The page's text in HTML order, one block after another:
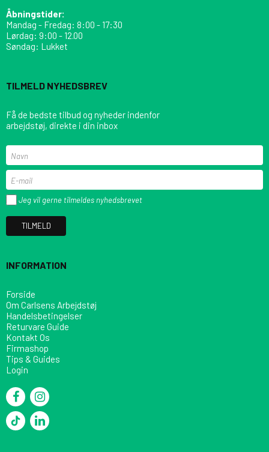
Åbningstider:
Mandag - Fredag: 8:00 - 17:30
Lørdag: 9:00 - 12.00
Søndag: Lukket
TILMELD NYHEDSBREV
Få de bedste tilbud og nyheder indenfor
arbejdstøj, direkte i din inbox
Jeg vil gerne tilmeldes nyhedsbrevet
TILMELD
INFORMATION
Forside
Om Carlsens Arbejdstøj
Handelsbetingelser
Returvare Guide
Kontakt Os
Firmashop
Tips & Guides
Login